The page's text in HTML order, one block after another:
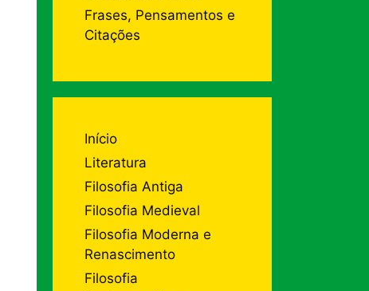
Frases, Pensamentos e
Citações
Início
Literatura
Filosofia Antiga
Filosofia Medieval
Filosofia Moderna e
Renascimento
Filosofia